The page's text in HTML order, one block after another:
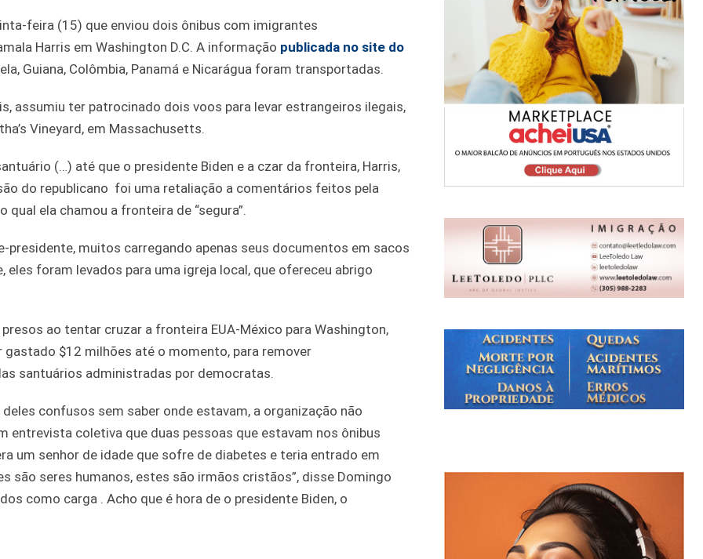
feira (15) que enviou dois ônibus com imigrantes
Harris em Washington D.C. A informação publicada no site do
Guiana, Colômbia, Panamá e Nicarágua foram transportadas.
assumiu ter patrocinado dois voos para levar estrangeiros ilegais,
Vineyard, em Massachusetts.
(…) até que o presidente Biden e a czar da fronteira, Harris,
do republicano foi uma retaliação a comentários feitos pela
qual ela chamou a fronteira de “segura”.
presidente, muitos carregando apenas seus documentos em sacos
foram levados para uma igreja local, que ofereceu abrigo
ao tentar cruzar a fronteira EUA-México para Washington,
gastado $12 milhões até o momento, para remover
santuários administradas por democratas.
confusos sem saber onde estavam, a organização não
entrevista coletiva que duas pessoas que estavam nos ônibus
um senhor de idade que sofre de diabetes e teria entrado em
são seres humanos, estes são irmãos cristãos”, disse Domingo
como carga . Acho que é hora de o presidente Biden, o